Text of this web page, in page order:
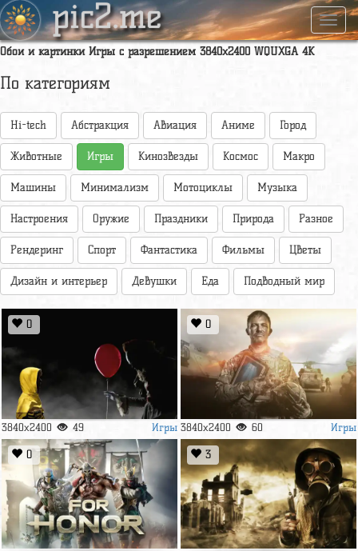
pic2.me
Обои и картинки Игры с разрешением 3840x2400 WQUXGA 4K
По категориям
Hi-tech Абстракция Авиация Аниме Город
Животные Игры Кинозвезды Космос Макро
Машины Минимализм Мотоциклы Музыка
Настроения Оружие Праздники Природа Разное
Рендеринг Спорт Фантастика Фильмы Цветы
Дизайн и интерьер Девушки Еда Подводный мир
0
3840x2400 49 Игры
0
3840x2400 60 Игры
0 3